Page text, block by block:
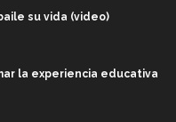
su vida (video)
la experiencia educativa